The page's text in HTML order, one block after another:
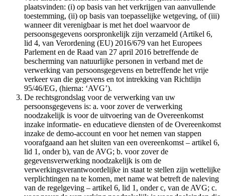
plaatsvinden: (i) op basis van het verkrijgen van aanvullende
toestemming, (ii) op basis van toepasselijke wetgeving, of (iii)
wanneer dit verenigbaar is met het doel waarvoor de
persoonsgegevens oorspronkelijk zijn verzameld (Artikel 6,
lid 4, van Verordening (EU) 2016/679 van het Europees
Parlement en de Raad van 27 april 2016 betreffende de
bescherming van natuurlijke personen in verband met de
verwerking van persoonsgegevens en betreffende het vrije
verkeer van die gegevens en tot intrekking van Richtlijn
95/46/EG, (hierna: ‘AVG’).
De rechtsgrondslag voor de verwerking van uw
persoonsgegevens is: a. voor zover de verwerking
noodzakelijk is voor de uitvoering van de Overeenkomst
inzake informatie- en educatieve diensten of de Overeenkomst
inzake de demo-account en voor het nemen van stappen
voorafgaand aan het sluiten van een overeenkomst – artikel 6,
lid 1, onder b), van de AVG; b. voor zover de
gegevensverwerking noodzakelijk is om de
verwerkingsverantwoordelijke in staat te stellen zijn wettelijke
verplichtingen na te komen, met name wat betreft de naleving
van de regelgeving – artikel 6, lid 1, onder c, van de AVG; c.